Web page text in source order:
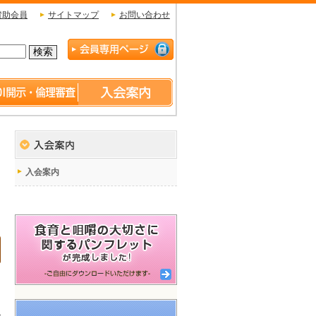
助会員 サイトマップ お問い合わせ
入会案内